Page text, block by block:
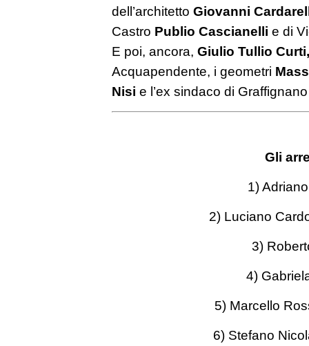
dell’architetto Giovanni
Castro Publio Cascianelli e di
E poi, ancora, Giulio Tullio
Acquapendente, i geometri
Nisi e l’ex sindaco di Graffignano
Gli
1)
2) Luciano
3)
4)
5) Marcello
6) Stefano